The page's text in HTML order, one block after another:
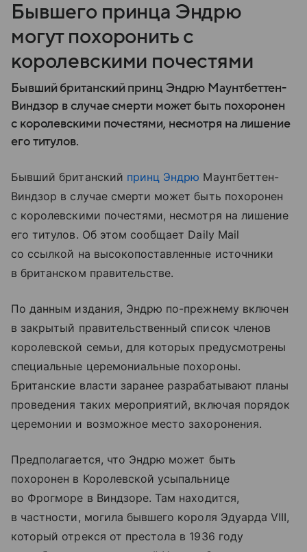
Бывшего принца Эндрю
могут похоронить с
королевскими почестями
Бывший британский принц Эндрю Маунтбеттен-
Виндзор в случае смерти может быть похоронен
с королевскими почестями, несмотря на лишение
его титулов.
Бывший британский принц Эндрю Маунтбеттен-
Виндзор в случае смерти может быть похоронен
с королевскими почестями, несмотря на лишение
его титулов. Об этом сообщает Daily Mail
со ссылкой на высокопоставленные источники
в британском правительстве.
По данным издания, Эндрю по-прежнему включен
в закрытый правительственный список членов
королевской семьи, для которых предусмотрены
специальные церемониальные похороны.
Британские власти заранее разрабатывают планы
проведения таких мероприятий, включая порядок
церемонии и возможное место захоронения.
Предполагается, что Эндрю может быть
похоронен в Королевской усыпальнице
во Фрогморе в Виндзоре. Там находится,
в частности, могила бывшего короля Эдуарда VIII,
который отрекся от престола в 1936 году